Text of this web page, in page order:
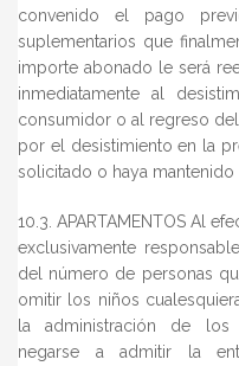
convenido el pago
suplementarios que
importe abonado le será
inmediatamente al
consumidor o al regreso
por el desistimiento en la
solicitado o haya mantenido
10.3. APARTAMENTOS Al
exclusivamente
del número de personas
omitir los niños
la administración de los
negarse a admitir la